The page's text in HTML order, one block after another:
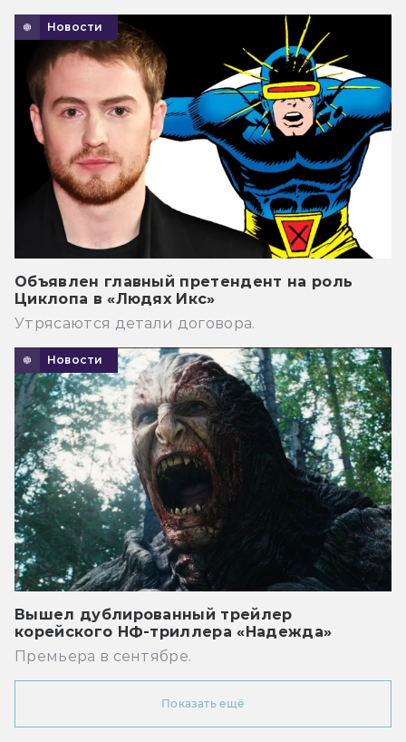
Новости
Объявлен главный претендент на роль
Циклопа в «Людях Икс»
Утрясаются детали договора.
Новости
Вышел дублированный трейлер
корейского НФ-триллера «Надежда»
Премьера в сентябре.
Показать ещё